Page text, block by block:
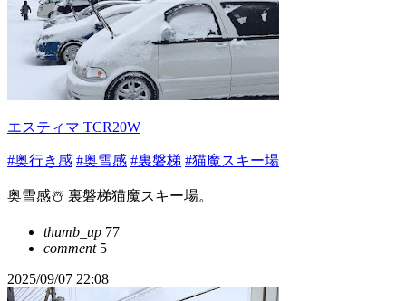
エスティマ TCR20W
#奥行き感 #奥雪感 #裏磐梯 #猫魔スキー場
奥雪感☃️ 裏磐梯猫魔スキー場。
thumb_up 77
comment5
2025/09/07 22:08